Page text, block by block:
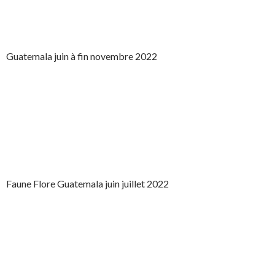
Guatemala juin à fin novembre 2022
Faune Flore Guatemala juin juillet 2022